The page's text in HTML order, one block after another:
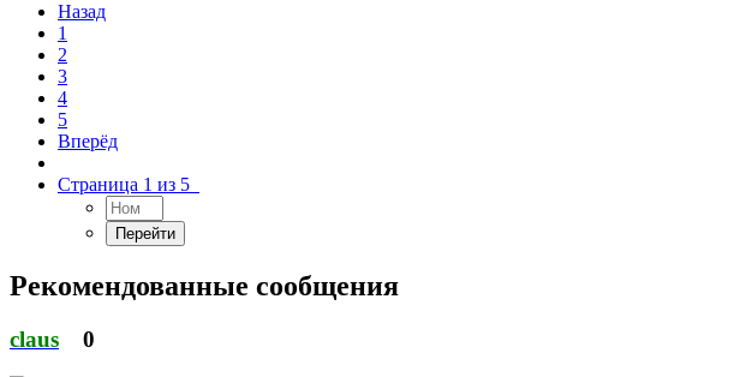
Назад
1
2
3
4
5
Вперёд
Страница 1 из 5
Рекомендованные сообщения
claus 0